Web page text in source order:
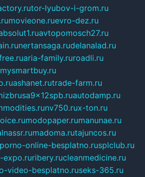
tor-lyubov-i-grom.ru
movieone.ruevro-dez.ru
avtopomosch27.ru
nertansaga.rudelanalad.ru
aria-family.ruroadli.ru
mysmartbuy.ru
ashanet.rutrade-farm.ru
autodamp.ru
nv750.rux-ton.ru
modopaper.rumanunae.ru
madoma.rutajuncos.ru
porno-online-besplatno.rusplclub.ru
expo.ruribery.rucleanmedicine.ru
video-besplatno.ruseks-365.ru